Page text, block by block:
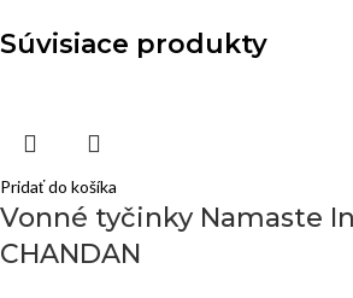
Súvisiace produkty
Pridať do košíka
Vonné tyčinky Namaste
CHANDAN